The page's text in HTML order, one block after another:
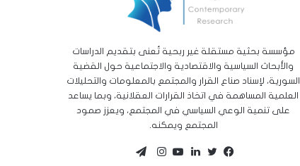
مؤسسة بحثية مستقلة غير ربحية تُعنى بتقديم الدراسات
والأبحاث السياسية والاقتصادية والاجتماعية حول القضية
السورية، لإسناد صناع القرار والمجتمع بالمعلومات والتحليلات
العلمية المساهمة في اتخاذ القرارات العقلانية، وبما يساعد
على تنمية الوعي السياسي في المجتمع، ويعزز صمود
المجتمع ويمكنه.